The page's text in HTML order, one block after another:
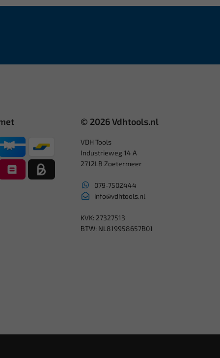
© 2026 Vdhtools.nl
VDH Tools
Industrieweg 14 A
2712LB Zoetermeer
079-7502444
info@vdhtools.nl
KVK: 27327513
BTW: NL819958657B01